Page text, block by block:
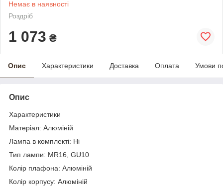
Немає в наявності
Роздріб
1 073 ₴
Опис Характеристики Доставка Оплата Умови
Опис
Характеристики
Матеріал: Алюміній
Лампа в комплекті: Ні
Тип лампи: MR16, GU10
Колір плафона: Алюміній
Колір корпусу: Алюміній